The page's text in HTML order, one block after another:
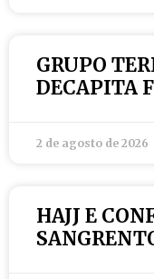
GRUPO
DECAPITA
2 de agosto de 2026
HAJJ E